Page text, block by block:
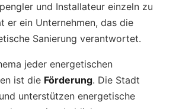
und Installateur einzeln zu
er ein Unternehmen, das die
Sanierung verantwortet.
jeder energetischen
ist die Förderung. Die Stadt
unterstützen energetische